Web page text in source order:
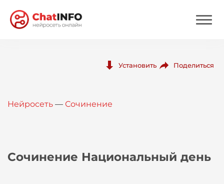
Вход
Установить Поделиться
Нейросеть — Сочинение
Сочинение Национальный день